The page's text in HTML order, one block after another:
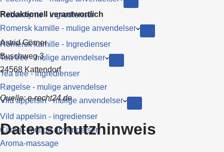
Pebermynte - ingredienser
Romersk kamille - mulige anvendelser
Romersk kamille - Ingredienser
Tea tree - mulige anvendelser
Tea tree - ingredienser
Røgelse - mulige anvendelser
Vild appelsin - mulige anvendelser
Vild appelsin - ingredienser
Citron - mulige anvendelser
Aroma-massage
Redaktionell verantwortlich
Astrid Görner
Buschweg 3
24568 Kattendorf
Quelle: e-recht24.de
Datenschutzhinweis